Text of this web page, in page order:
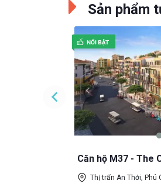
Sản phẩm
Căn hộ M37 - The
Thị trấn An Thới, Phú